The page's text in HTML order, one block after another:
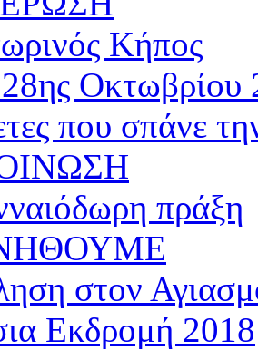
Κήπος
Οκτωβρίου
που σπάνε
πράξη
στον
Εκδρομή 2018